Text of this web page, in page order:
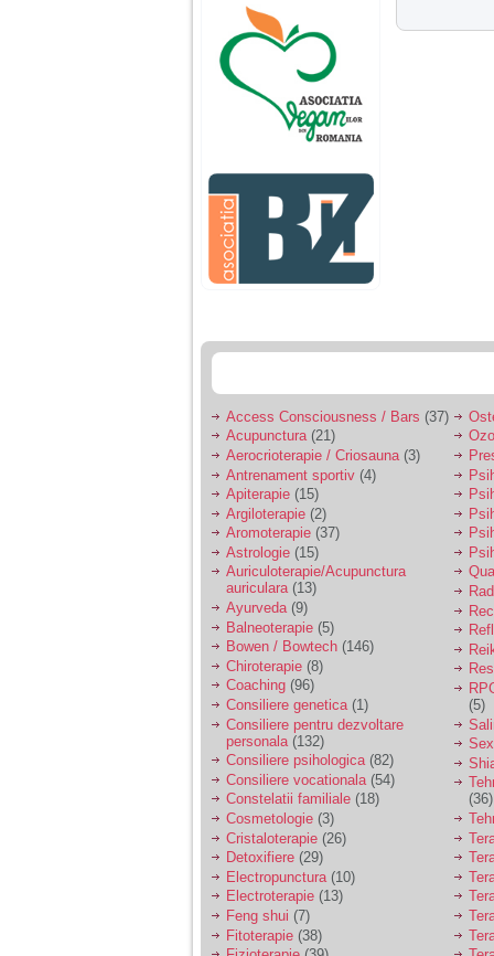
ani, privind in urma
realizez cat de multe
greseli am facut in
educatia si cresterea
ei, am fost o mama
egoista, preocupata
de implinirea
profesionala, cand ea
era mica am neglijat-
agresiva, orice
greseala era taxata cu
o palma sau pedepse.
De 4 ani am o relatie
serioasa cu un barbat
sa se manifeste o
Ma aflu aici pentru ca
vreau sa stiu daca am
nevoie de un psiholog
sau psihiatru.
Sunt casatorita, am
31 de ani si un copil in
varsta de 2 ani care
mi-e lumina ochilor.
De ceva timp simt ca
mi s-a adunat
oboseala, o oboseala
cronica de care nu pot
scapa si simt ca din
cauza ei nu pot
controla nervii si
cateodata are copilul
de suferit.
Am o bariera peste
care nu pot trece:
prietena mea a ramas
insarcinata cu o fata.
Am fost de comun
acord sa facem un
copil, cu gandul ca e
baiat.
Access Consciousness / Bars (37)
Acupunctura(21)
Aerocrioterapie / Criosauna (3)
Antrenament sportiv (4)
Apiterapie (15)
Argiloterapie (2)
Aromoterapie (37)
Astrologie (15)
Auriculoterapie/Acupunctura
auriculara(13)
Ayurveda(9)
Balneoterapie (5)
Bowen / Bowtech (146)
Chiroterapie (8)
Coaching (96)
Consiliere genetica(1)
Consiliere pentru dezvoltare
personala (132)
Consiliere psihologica(82)
Consiliere vocationala (54)
Constelatii familiale (18)
Cosmetologie (3)
Cristaloterapie (26)
Detoxifiere (29)
Electropunctura (10)
Electroterapie (13)
Feng shui (7)
Fitoterapie (38)
(5)
(36)